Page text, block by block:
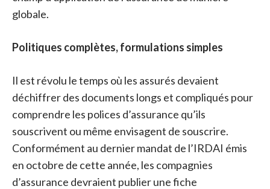
globale.
Politiques complètes, formulations simples
Il est révolu le temps où les assurés devaient
déchiffrer des documents longs et compliqués pour
comprendre les polices d’assurance qu’ils
souscrivent ou même envisagent de souscrire.
Conformément au dernier mandat de l’IRDAI émis
en octobre de cette année, les compagnies
d’assurance devraient publier une fiche